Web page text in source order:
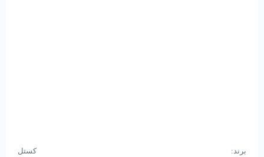
برند:
کستل